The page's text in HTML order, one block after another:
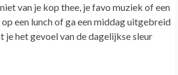
van je kop thee, je favo muziek of een
een lunch of ga een middag uitgebreid
je het gevoel van de dagelijkse sleur